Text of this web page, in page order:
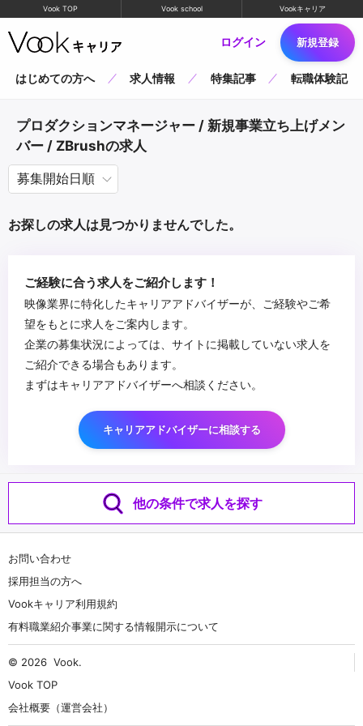
Vook TOP Vook school Vookキャリア
ログイン 新規登録
はじめての方へ 求人情報 特集記事 転職体験記
プロダクションマネージャー / 新規事業立ち上げメン
バー / ZBrushの求人
お探しの求人は見つかりませんでした。
ご経験に合う求人をご紹介します！
映像業界に特化したキャリアアドバイザーが、ご経験やご希
望をもとに求人をご案内します。
企業の募集状況によっては、サイトに掲載していない求人を
ご紹介できる場合もあります。
まずはキャリアアドバイザーへ相談ください。
キャリアアドバイザーに相談する
他の条件で求人を探す
お問い合わせ
採用担当の方へ
Vookキャリア利用規約
有料職業紹介事業に関する情報開示について
© 2026 Vook.
Vook TOP
会社概要（運営会社）